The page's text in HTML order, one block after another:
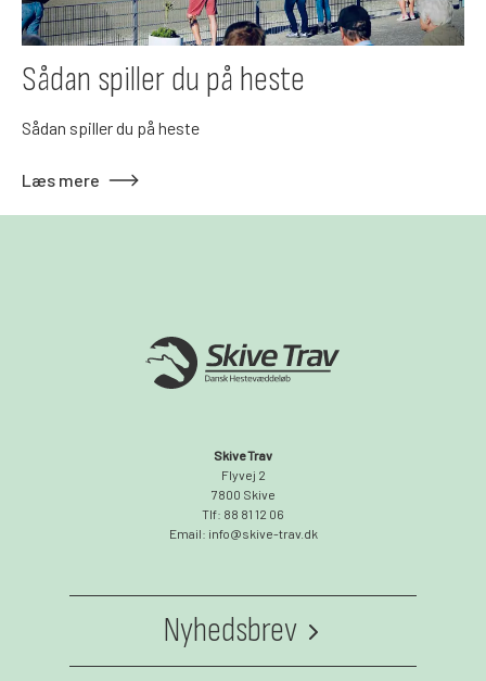
Sådan spiller du på heste
Sådan spiller du på heste
Læs mere
Skive Trav
Flyvej 2
7800 Skive
Tlf: 88 81 12 06
Email: info@skive-trav.dk
Nyhedsbrev